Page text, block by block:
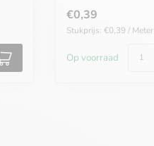
€0,39
Stukprijs: €0,39 / Meter
Op voorraad